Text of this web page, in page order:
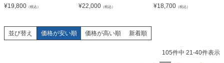
¥19,800 （税込）
¥22,000 （税込）
¥18,700（税込）
並び替え 価格が安い順 価格が高い順 新着順
105件中 21-40件表示